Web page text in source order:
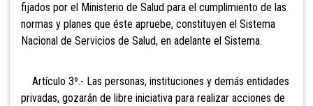
fijados por el Ministerio de Salud para el cumplimiento de las
normas y planes que éste apruebe, constituyen el Sistema
Nacional de Servicios de Salud, en adelante el Sistema.
Artículo 3º.- Las personas, instituciones y demás entidades
privadas, gozarán de libre iniciativa para realizar acciones de